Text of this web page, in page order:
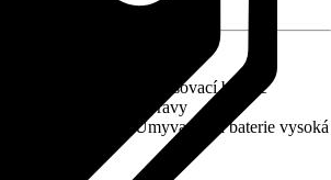
Jednopáková směšovací baterie
Bez odtokové soupravy
na studenou vodu, Umyvadlová baterie vysoká